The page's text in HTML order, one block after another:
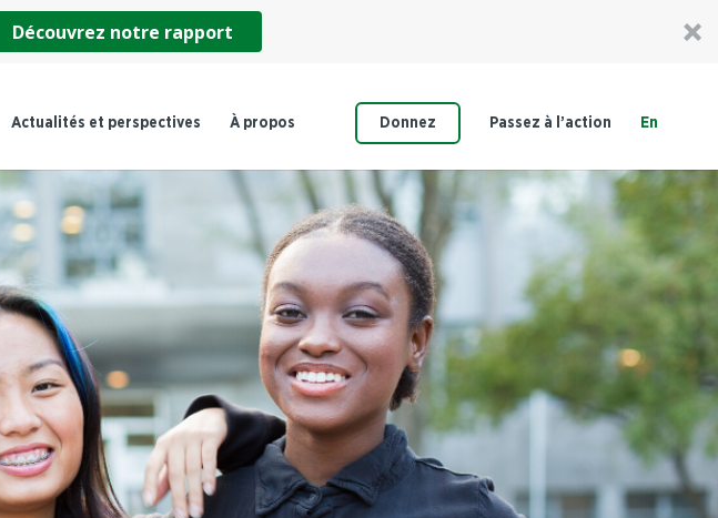
Découvrez notre rapport
Actualités et perspectives À propos Donnez Passez à l’action En